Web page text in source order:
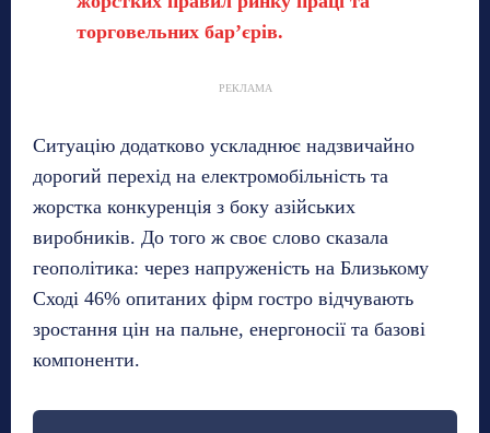
торговельних бар’єрів.
РЕКЛАМА
Ситуацію додатково ускладнює надзвичайно
дорогий перехід на електромобільність та
жорстка конкуренція з боку азійських
виробників. До того ж своє слово сказала
геополітика: через напруженість на Близькому
Сході 46% опитаних фірм гостро відчувають
зростання цін на пальне, енергоносії та базові
компоненти.